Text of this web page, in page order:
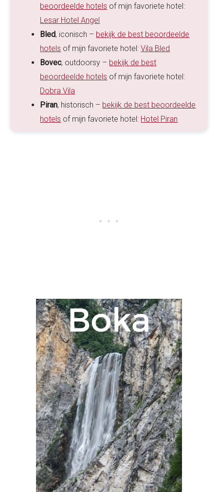
beoordeelde hotels of mijn favoriete hotel:
Lesar Hotel Angel
Bled, iconisch – bekijk de best beoordeelde
hotels of mijn favoriete hotel:Vila Bled
Bovec, outdoorsy – bekijk de best
beoordeelde hotels of mijn favoriete hotel:
Dobra Vila
Piran, historisch – bekijk de best beoordeelde
hotels of mijn favoriete hotel: Hotel Piran